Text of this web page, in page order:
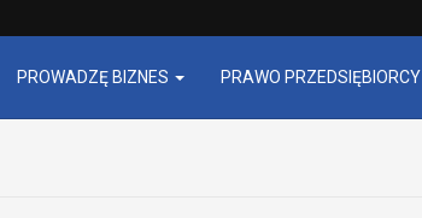
PROWADZĘ BIZNES PRAWO PRZEDSIĘBIORCY